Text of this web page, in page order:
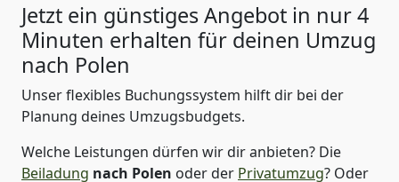
Jetzt ein günstiges Angebot in nur4
Minuten erhalten für deinen Umzug
nach Polen
Unser flexibles Buchungssystem hilft dir bei der
Planung deines Umzugsbudgets.
Welche Leistungen dürfen wir dir anbieten? Die
Beiladung nach Polen oder der Privatumzug? Oder